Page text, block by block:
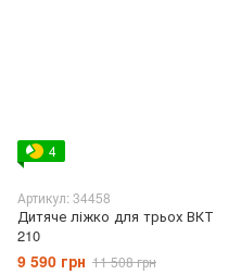
4
Артикул: 34458
Дитяче ліжко для трьох ВКТ
210
9 590 грн 11 508 грн